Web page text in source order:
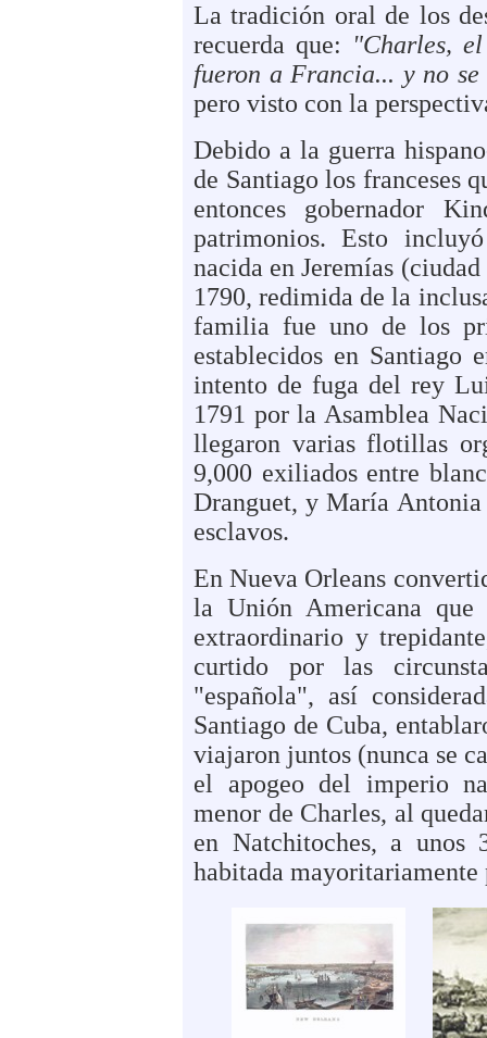
La tradición oral de los
recuerda que: "Charles,
fueron a Francia... y no se
pero visto con la
Debido a la guerra
de Santiago los franceses
entonces gobernador
patrimonios. Esto
nacida en Jeremías
1790, redimida de la
familia fue uno de los
establecidos en Santiago
intento de fuga del rey
1791 por la Asamblea
llegaron varias flotillas
9,000 exiliados entre
Dranguet, y María
esclavos.
En Nueva Orleans
la Unión Americana que
extraordinario y
curtido por las
"española", así
Santiago de Cuba,
viajaron juntos (nunca se
el apogeo del imperio
menor de Charles, al
en Natchitoches, a
habitada mayoritariamente